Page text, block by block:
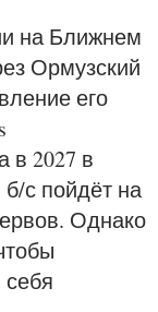
на Ближнем
Ормузский
его
в 2027 в
с пойдёт на
Однако